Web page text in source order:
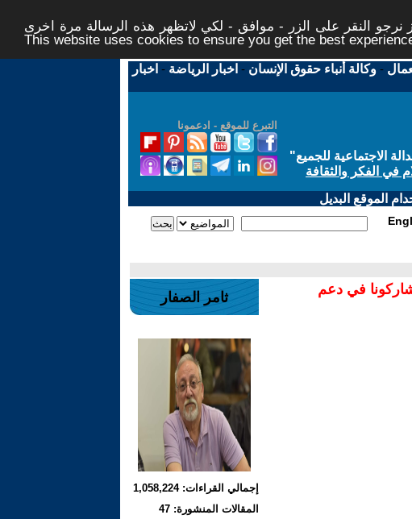
النقر على الزر - موافق - لكي لاتظهر هذه الرسالة مرة اخرى -
This website uses cookies to ensure you get the best
-وكالة أنباء حقوق الإنسان - اخبار الرياضة - اخبار
التبرع للموقع - ادعمونا
الاجتماعية للجميع"
في الفكر والثقافة
الموقع البديل
في دعم
ثامر الصفار
إجمالي القراءات: 1,058,224
المقالات المنشورة: 47